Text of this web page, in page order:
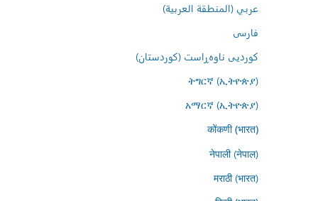
عربي (المنطقة العربية)
فارسى
کوردیی ناوەڕاست (کوردستان)
ትግርኛ (ኢትዮጵያ)
አማርኛ (ኢትዮጵያ)
कोंकणी (भारत)
नेपाली (नेपाल)
मराठी (भारत)